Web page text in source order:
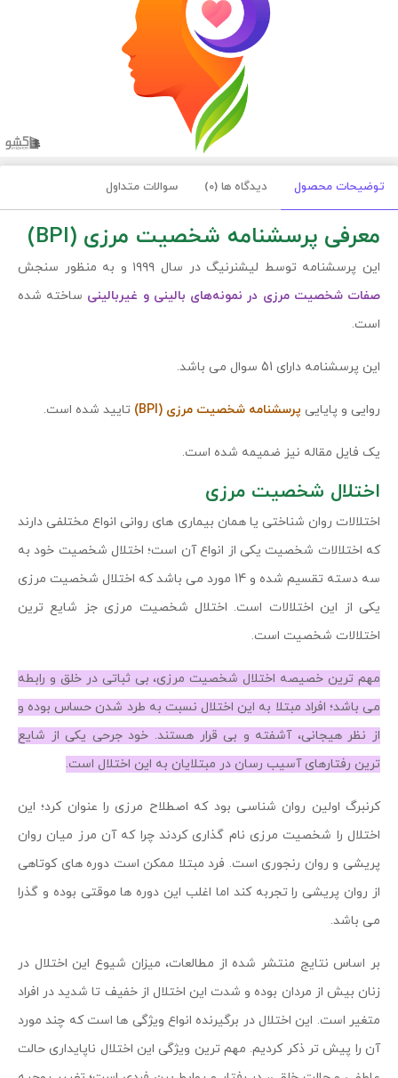
توضیحات محصول دیدگاه ها (0) سوالات متداول
معرفی پرسشنامه شخصیت مرزی (BPI)
این پرسشنامه توسط لیشنرنیگ در سال ۱۹۹۹ و به منظور سنجش
صفات شخصیت مرزی در نمونه‌های بالینی و غیربالینی ساخته شده
است.
این پرسشنامه دارای 51 سوال می باشد.
روایی و پایایی پرسشنامه شخصیت مرزی (BPI) تایید شده است.
یک فایل مقاله نیز ضمیمه شده است.
اختلال شخصیت مرزی
اختلالات روان شناختی یا همان بیماری های روانی انواع مختلفی دارند
که اختلالات شخصیت یکی از انواع آن است؛ اختلال شخصیت خود به
سه دسته تقسیم شده و 14 مورد می باشد که اختلال شخصیت مرزی
یکی از این اختلالات است. اختلال شخصیت مرزی جز شایع ترین
اختلالات شخصیت است.
مهم ترین خصیصه اختلال شخصیت مرزی، بی ثباتی در خلق و رابطه
می باشد؛ افراد مبتلا به این اختلال نسبت به طرد شدن حساس بوده و
از نظر هیجانی، آشفته و بی قرار هستند. خود جرحی یکی از شایع
ترین رفتارهای آسیب رسان در مبتلایان به این اختلال است.
کرنبرگ اولین روان شناسی بود که اصطلاح مرزی را عنوان کرد؛ این
اختلال را شخصیت مرزی نام گذاری کردند چرا که آن مرز میان روان
پریشی و روان رنجوری است. فرد مبتلا ممکن است دوره های کوتاهی
از روان پریشی را تجربه کند اما اغلب این دوره ها موقتی بوده و گذرا
می باشد.
بر اساس نتایج منتشر شده از مطالعات، میزان شیوع این اختلال در
زنان بیش از مردان بوده و شدت این اختلال از خفیف تا شدید در افراد
متغیر است. این اختلال در برگیرنده انواع ویژگی ها است که چند مورد
آن را پیش تر ذکر کردیم. مهم ترین ویژگی این اختلال ناپایداری حالت